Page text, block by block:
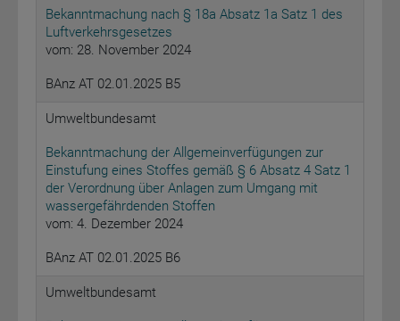
Bekanntmachung nach § 18a Absatz 1a Satz 1 des
Luftverkehrsgesetzes
vom: 28. November 2024
BAnz AT 02.01.2025 B5
Umweltbundesamt
Bekanntmachung der Allgemeinverfügungen zur
Einstufung eines Stoffes gemäß § 6 Absatz 4 Satz 1
der Verordnung über Anlagen zum Umgang mit
wassergefährdenden Stoffen
vom: 4. Dezember 2024
BAnz AT 02.01.2025 B6
Umweltbundesamt